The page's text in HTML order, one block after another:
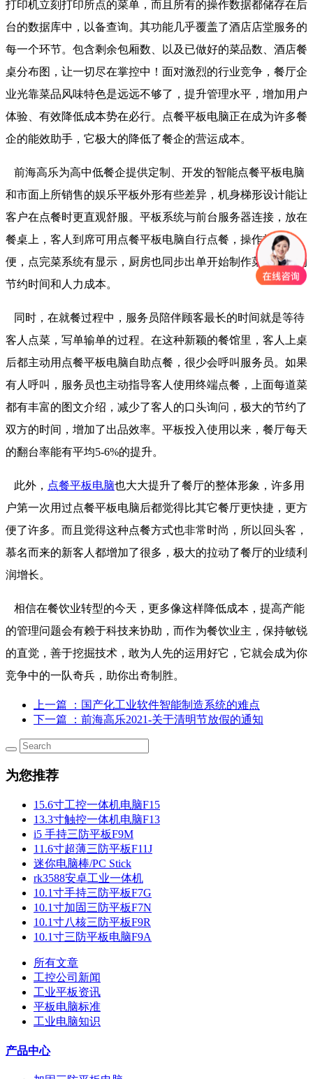
打印机立刻打印所点的菜单，而且所有的操作数据都储存在后
台的数据库中，以备查询。其功能几乎覆盖了酒店店堂服务的
每一个环节。包含剩余包厢数、以及已做好的菜品数、酒店餐
桌分布图，让一切尽在掌控中！面对激烈的行业竞争，餐厅企
业光靠菜品风味特色是远远不够了，提升管理水平，增加用户
体验、有效降低成本势在必行。点餐平板电脑正在成为许多餐
企的能效助手，它极大的降低了餐企的营运成本。
前海高乐为高中低餐企提供定制、开发的智能点餐平板电脑
和市面上所销售的娱乐平板外形有些差异，机身梯形设计能让
客户在点餐时更直观舒服。平板系统与前台服务器连接，放在
餐桌上，客人到席可用点餐平板电脑自行点餐，操作极其简
便，点完菜系统有显示，厨房也同步出单开始制作菜，极大的
节约时间和人力成本。
同时，在就餐过程中，服务员陪伴顾客最长的时间就是等待
客人点菜，写单输单的过程。在这种新颖的餐馆里，客人上桌
后都主动用点餐平板电脑自助点餐，很少会呼叫服务员。如果
有人呼叫，服务员也主动指导客人使用终端点餐，上面每道菜
都有丰富的图文介绍，减少了客人的口头询问，极大的节约了
双方的时间，增加了出品效率。平板投入使用以来，餐厅每天
的翻台率能有平均5-6%的提升。
此外， 点餐平板电脑也大大提升了餐厅的整体形象，许多用
户第一次用过点餐平板电脑后都觉得比其它餐厅更快捷，更方
便了许多。而且觉得这种点餐方式也非常时尚，所以回头客，
慕名而来的新客人都增加了很多，极大的拉动了餐厅的业绩利
润增长。
相信在餐饮业转型的今天，更多像这样降低成本，提高产能
的管理问题会有赖于科技来协助，而作为餐饮业主，保持敏锐
的直觉，善于挖掘技术，敢为人先的运用好它，它就会成为你
竞争中的一队奇兵，助你出奇制胜。
上一篇
：国产化工业软件智能制造系统的难点
下一篇
：前海高乐2021-关于清明节放假的通知
为您推荐
15.6寸工控一体机电脑F15
13.3寸触控一体机电脑F13
i5 手持三防平板F9M
11.6寸超薄三防平板F11J
迷你电脑棒/PC Stick
rk3588安卓工业一体机
10.1寸手持三防平板F7G
10.1寸加固三防平板F7N
10.1寸八核三防平板F9R
10.1寸三防平板电脑F9A
所有文章
工控公司新闻
工业平板资讯
平板电脑标准
工业电脑知识
产品中心